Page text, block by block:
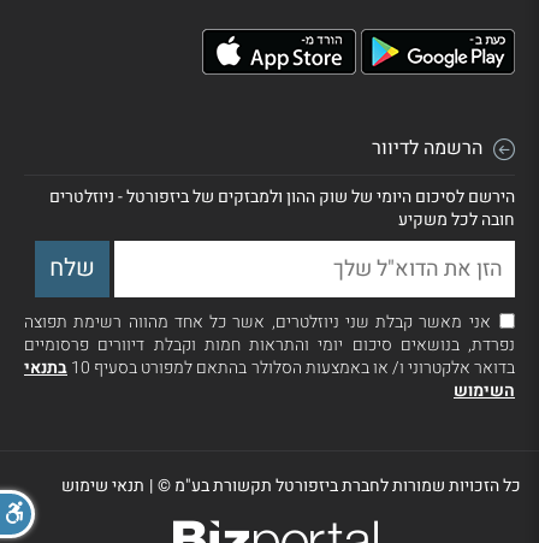
הרשמה לדיוור
הירשם לסיכום היומי של שוק ההון ולמבזקים של ביזפורטל - ניוזלטרים
חובה לכל משקיע
אני מאשר קבלת שני ניוזלטרים, אשר כל אחד מהווה רשימת תפוצה
נפרדת, בנושאים סיכום יומי והתראות חמות וקבלת דיוורים פרסומיים
בדואר אלקטרוני ו/ או באמצעות הסלולר בהתאם למפורט בסעיף 10
בתנאי
השימוש
כל הזכויות שמורות לחברת ביזפורטל תקשורת בע"מ ©| תנאי שימוש